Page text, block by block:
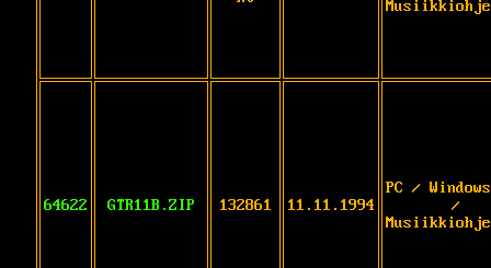
64622 GTR11B.ZIP 132861 11.11.1994
PC /
/